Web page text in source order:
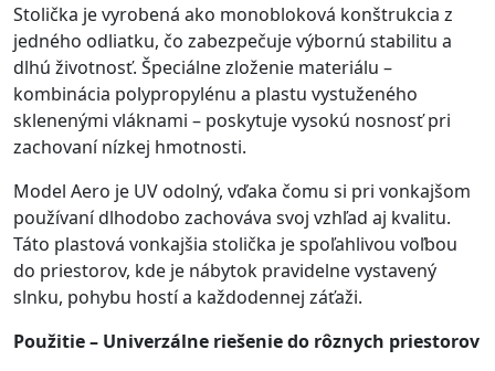
Stolička je vyrobená ako monobloková konštrukcia z
jedného odliatku, čo zabezpečuje výbornú stabilitu a
dlhú životnosť. Špeciálne zloženie materiálu –
kombinácia polypropylénu a plastu vystuženého
sklenenými vláknami – poskytuje vysokú nosnosť pri
zachovaní nízkej hmotnosti.
Model Aero je UV odolný, vďaka čomu si pri vonkajšom
používaní dlhodobo zachováva svoj vzhľad aj kvalitu.
Táto plastová vonkajšia stolička je spoľahlivou voľbou
do priestorov, kde je nábytok pravidelne vystavený
slnku, pohybu hostí a každodennej záťaži.
Použitie – Univerzálne riešenie do rôznych priestorov